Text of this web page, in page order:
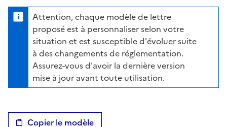
Attention, chaque modèle de lettre
proposé est à personnaliser selon votre
situation et est susceptible d'évoluer suite
à des changements de réglementation.
Assurez-vous d'avoir la dernière version
mise à jour avant toute utilisation.
Copier le modèle